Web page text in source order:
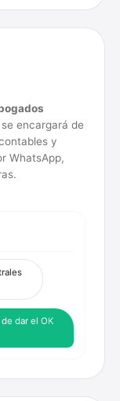
encargará de
y
WhatsApp,
dar el OK